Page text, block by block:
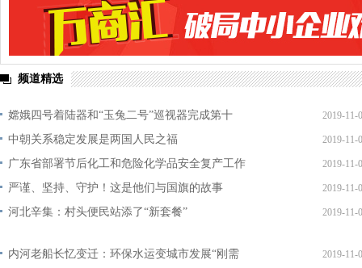
频道精选
嫦娥四号着陆器和“玉兔二号”巡视器完成第十 2019-11-
中朝关系稳定发展是两国人民之福 2019-11-
广东省部署节后化工和危险化学品安全复产工作 2019-11-
严谨、坚持、守护！这是他们与国旗的故事 2019-11-
河北辛集：村头便民站添了“新套餐” 2019-11-
内河老船长忆变迁：环保水运变城市发展“刚需 2019-11-